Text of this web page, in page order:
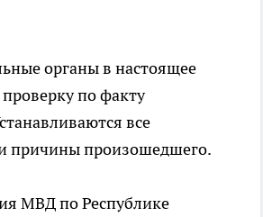
органы в настоящее
по факту
все
и причины произошедшего.
МВД по Республике